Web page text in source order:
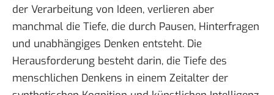
der Verarbeitung von Ideen, verlieren aber
manchmal die Tiefe, die durch Pausen, Hinterfragen
und unabhängiges Denken entsteht. Die
Herausforderung besteht darin, die Tiefe des
menschlichen Denkens in einem Zeitalter der